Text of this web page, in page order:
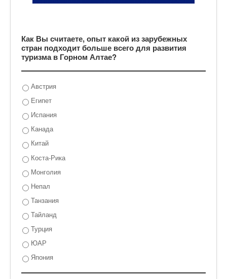
Как Вы считаете, опыт какой из зарубежных
стран подходит больше всего для развития
туризма в Горном Алтае?
Австрия
Египет
Испания
Канада
Китай
Коста-Рика
Монголия
Непал
Танзания
Тайланд
Турция
ЮАР
Япония